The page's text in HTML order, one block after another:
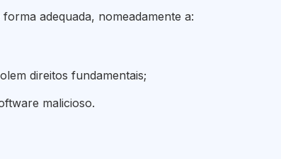
adequada, nomeadamente a:
direitos fundamentais;
malicioso.